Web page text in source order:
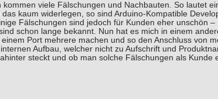
kommen viele Fälschungen und Nachbauten. So lautet
kaum widerlegen, so sind Arduino-Kompatible
Fälschungen sind jedoch für Kunden eher unschön
schon lange bekannt. Nun hat es mich in einem
Port mehrere machen und so den Anschluss von
Aufbau, welcher nicht zu Aufschrift und
steckt und ob man solche Fälschungen als Kunde